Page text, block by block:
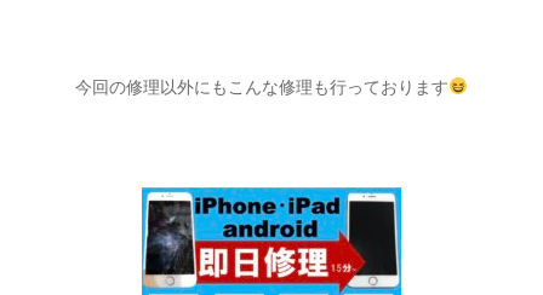
今回の修理以外にもこんな修理も行っております